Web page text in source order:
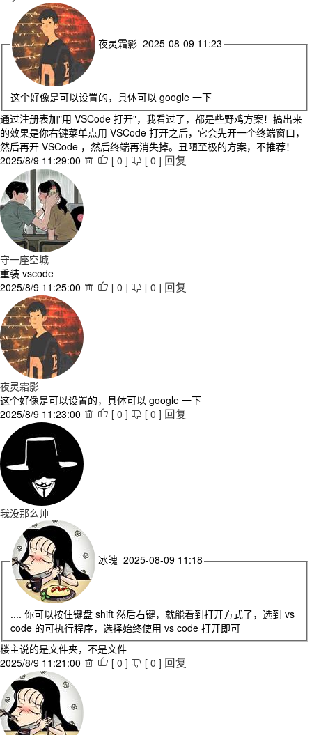
夜灵霜影 2025-08-09 11:23
这个好像是可以设置的，具体可以 google 一下
通过注册表加"用 VSCode 打开"，我看过了，都是些野鸡方案！搞出来
的效果是你右键菜单点用 VSCode 打开之后，它会先开一个终端窗口，
然后再开 VSCode ，然后终端再消失掉。丑陋至极的方案，不推荐！
2025/8/9 11:29:00   [ 0 ]  [ 0 ] 回复
守一座空城
重装 vscode
2025/8/9 11:25:00   [ 0 ]  [ 0 ] 回复
夜灵霜影
这个好像是可以设置的，具体可以 google 一下
2025/8/9 11:23:00   [ 0 ]  [ 0 ] 回复
我没那么帅
冰魄 2025-08-09 11:18
.... 你可以按住键盘 shift 然后右键，就能看到打开方式了，选到 vs
code 的可执行程序，选择始终使用 vs code 打开即可
楼主说的是文件夹，不是文件
2025/8/9 11:21:00   [ 0 ]  [ 0 ] 回复